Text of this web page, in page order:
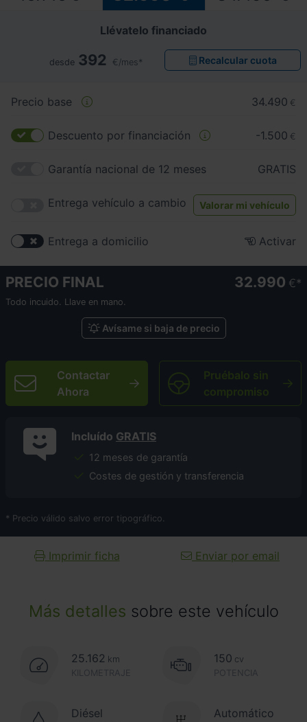
Más detalles sobre este vehículo
25.162 km
KILOMETRAJE
150 cv
POTENCIA
Diésel Automático
Llévatelo financiado
desde 392 €/mes* Recalcular cuota
Precio base 34.490 €
Descuento por financiación -1.500 €
Garantía nacional de 12 meses GRATIS
Entrega vehículo a cambio Valorar mi vehículo
Entrega a domicilio Activar
PRECIO FINAL 32.990 €
Todo incuido. Llave en mano.
Avísame si baja de precio
Contactar
Ahora
Pruébalo sin
compromiso
Incluído GRATIS
12 meses de garantía
Costes de gestión y transferencia
* Precio válido salvo error tipográfico.
Imprimir ficha Enviar por email